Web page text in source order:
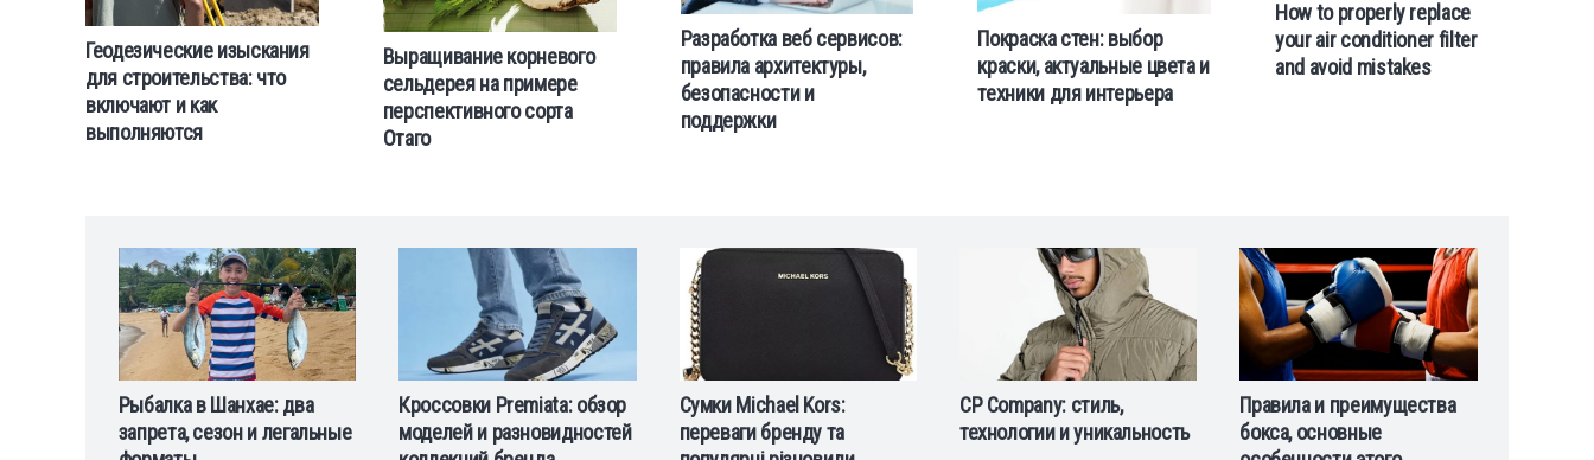
Геодезические изыскания
для строительства: что
включают и как
выполняются
Выращивание корневого
сельдерея на примере
перспективного сорта
Отаго
Разработка веб сервисов:
правила архитектуры,
безопасности и
поддержки
Покраска стен: выбор
краски, актуальные цвета и
техники для интерьера
How to properly replace
your air conditioner filter
and avoid mistakes
Рыбалка в Шанхае: два
запрета, сезон и легальные
Кроссовки Premiata: обзор
моделей и разновидностей
Сумки Michael Kors:
переваги бренду та
CP Company: стиль,
технологии и уникальность
Правила и преимущества
бокса, основные